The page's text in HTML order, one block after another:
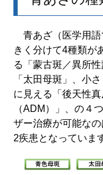
青あざ（医学用語
きく分けて4種類が
る「蒙古斑／異所
「太田母斑」、小
に見える「後天性
（ADM）」、の４
ザー治療が可能な
2疾患となっていま